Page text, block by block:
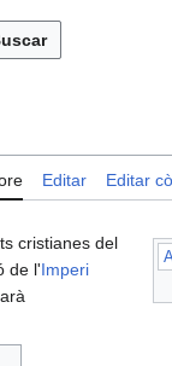
Editar Editar
cristianes del
de l'Imperi